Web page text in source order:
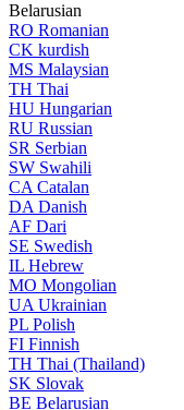
Belarusian
RO Romanian
CK kurdish
MS Malaysian
TH Thai
HU Hungarian
RU Russian
SR Serbian
SW Swahili
CA Catalan
DA Danish
AF Dari
SE Swedish
IL Hebrew
MO Mongolian
UA Ukrainian
PL Polish
FI Finnish
TH Thai (Thailand)
SK Slovak
BE Belarusian